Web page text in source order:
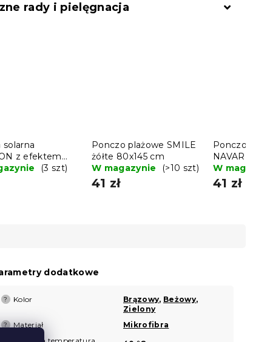
rady i pielęgnacja
solarna
z efektem
48,5 cm(3 szt)
Ponczo plażowe SMILE
żółte 80x145 cm
W magazynie
(>10 szt)
41 zł
Ponczo
NAVARI
80x145 cm
W
41 zł
dodatkowe
? Kolor Brązowy, Beżowy,
Zielony
? Materiał Mikrofibra